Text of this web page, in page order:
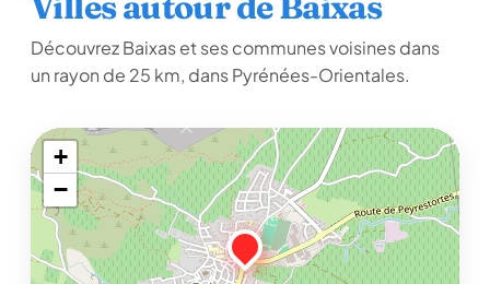
Découvrez Baixas et ses communes voisines dans
un rayon de 25 km, dans Pyrénées-Orientales.
+
−